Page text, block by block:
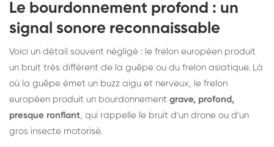
Le bourdonnement profond : un
signal sonore reconnaissable
Voici un détail souvent négligé : le frelon européen produit
un bruit très différent de la guêpe ou du frelon asiatique. Là
où la guêpe émet un buzz aigu et nerveux, le frelon
européen produit un bourdonnement grave, profond,
presque ronflant, qui rappelle le bruit d'un drone ou d'un
gros insecte motorisé.